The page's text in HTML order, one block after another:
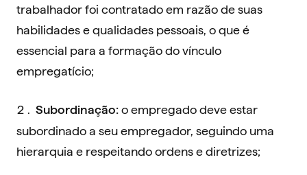
trabalhador foi contratado em razão de suas
habilidades e qualidades pessoais, o que é
essencial para a formação do vínculo
empregatício;
Subordinação: o empregado deve estar
subordinado a seu empregador, seguindo uma
hierarquia e respeitando ordens e diretrizes;